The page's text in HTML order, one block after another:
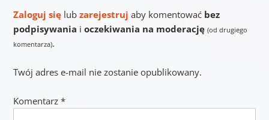
Zaloguj sięlub zarejestruj aby komentować bez
podpisywania i oczekiwania na moderację (od drugiego
komentarza).
Twój adres e-mail nie zostanie opublikowany.
Komentarz *